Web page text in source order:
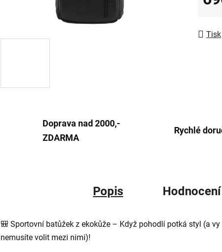
Tisk
Doprava nad 2000,-
ZDARMA
Rychlé
Popis Hodnocení
🎒 Sportovní batůžek z ekokůže – Když pohodlí potká styl (a vy
nemusíte volit mezi nimi)!